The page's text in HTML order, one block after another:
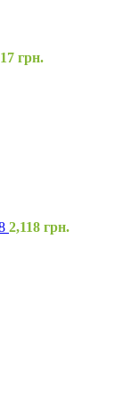
грн.
2,118 грн.